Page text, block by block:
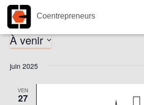
Coentrepreneurs
Évènements
À venir
une
juin 2025
VEN
27